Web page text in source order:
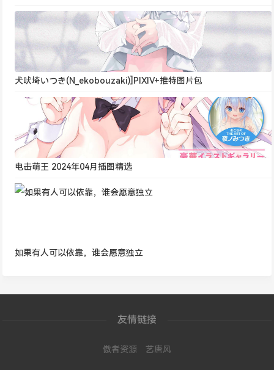
犬吠埼いつき(N_ekobouzaki)]PIXIV+推特图片包
电击萌王 2024年04月插图精选
如果有人可以依靠，谁会愿意独立
友情链接
傲者资源 艺唐风